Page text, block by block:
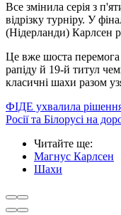
Все змінила серія з
відрізку турніру. У
(Нідерланди) Карлсен
Це вже шоста перемога
рапіду й 19-й титул
класичні шахи разом
ФІДЕ ухвалила
Росії та Білорусі на
Читайте ще:
Магнус Карлсен
Шахи